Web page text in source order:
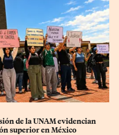
de la UNAM evidencian
superior en México